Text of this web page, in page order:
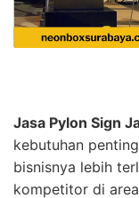
Jasa Pylon Sign
kebutuhan
bisnisnya lebih
kompetitor di